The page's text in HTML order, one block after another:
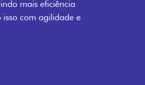
mais eficiência
com agilidade e